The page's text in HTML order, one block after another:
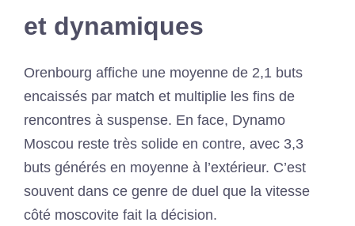
et dynamiques
Orenbourg affiche une moyenne de 2,1 buts
encaissés par match et multiplie les fins de
rencontres à suspense. En face, Dynamo
Moscou reste très solide en contre, avec 3,3
buts générés en moyenne à l’extérieur. C’est
souvent dans ce genre de duel que la vitesse
côté moscovite fait la décision.